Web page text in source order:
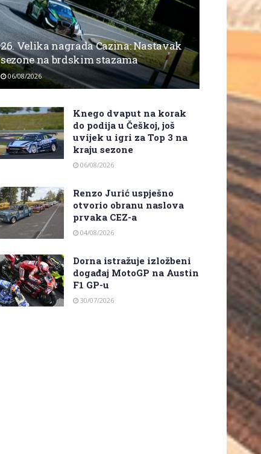
26. Velika nagrada Cazina: Nastavak
sezone na brdskim stazama
06/08/2026
Knego dvaput na korak
do podija u Češkoj, još
uvijek u igri za Top 3 na
kraju sezone
06/08/2026
Renzo Jurić uspješno
otvorio obranu naslova
prvaka CEZ-a
04/08/2026
Dorna istražuje izložbeni
događaj MotoGP na Austin
F1 GP-u
30/07/2026